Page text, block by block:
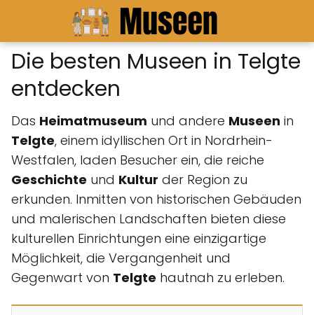
Die besten Museen in Telgte
entdecken
Das Heimatmuseum und andere Museen in
Telgte, einem idyllischen Ort in Nordrhein-
Westfalen, laden Besucher ein, die reiche
Geschichte und Kultur der Region zu
erkunden. Inmitten von historischen Gebäuden
und malerischen Landschaften bieten diese
kulturellen Einrichtungen eine einzigartige
Möglichkeit, die Vergangenheit und
Gegenwart von Telgte hautnah zu erleben.